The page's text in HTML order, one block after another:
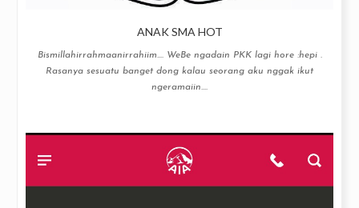
ANAK SMA HOT
Bismillahirrahmaanirrahiim…. WeBe ngadain PKK lagi hore :hepi .
Rasanya sesuatu banget dong kalau seorang aku nggak ikut
ngeramaiin....